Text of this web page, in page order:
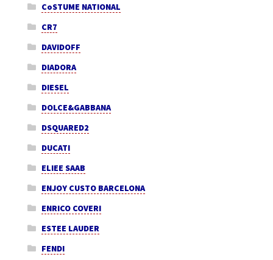
CoSTUME NATIONAL
CR7
DAVIDOFF
DIADORA
DIESEL
DOLCE&GABBANA
DSQUARED2
DUCATI
ELIEE SAAB
ENJOY CUSTO BARCELONA
ENRICO COVERI
ESTEE LAUDER
FENDI